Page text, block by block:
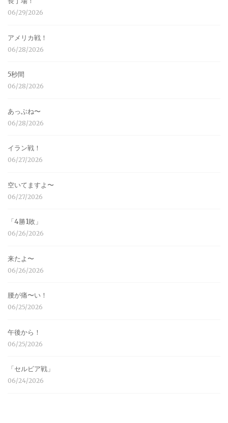
06/29/2026
アメリカ戦！
06/28/2026
5秒間
06/28/2026
あっぶね〜
06/28/2026
イラン戦！
06/27/2026
空いてますよ〜
06/27/2026
「4勝1敗」
06/26/2026
来たよ〜
06/26/2026
腰が痛〜い！
06/25/2026
午後から！
06/25/2026
「セルビア戦」
06/24/2026